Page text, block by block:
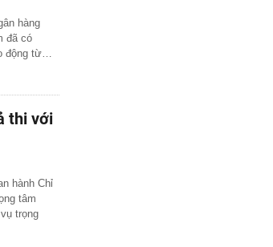
hàng
đã có
động từ…
thi với
hành Chỉ
tâm
trọng